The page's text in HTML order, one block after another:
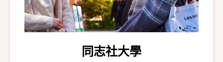
同志社大學